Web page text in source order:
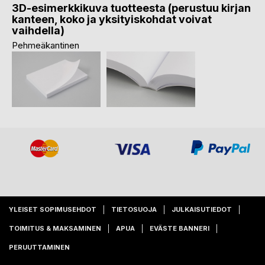
3D-esimerkkikuva tuotteesta (perustuu kirjan
kanteen, koko ja yksityiskohdat voivat
vaihdella)
Pehmeäkantinen
YLEISET SOPIMUSEHDOT TIETOSUOJA JULKAISUTIEDOT
TOIMITUS & MAKSAMINEN APUA EVÄSTE BANNERI
PERUUTTAMINEN